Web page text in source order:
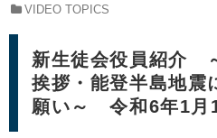
VIDEO TOPICS
新生徒会役員紹介
挨拶・能登半島地震
願い～ 令和6年1月